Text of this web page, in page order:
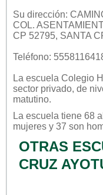
Su dirección:
COL.
CP 52795, SANTA
Teléfono:
La escuela Colegio
sector privado, de
matutino.
La escuela tiene 68
mujeres y 37 son
OTRAS
CRUZ